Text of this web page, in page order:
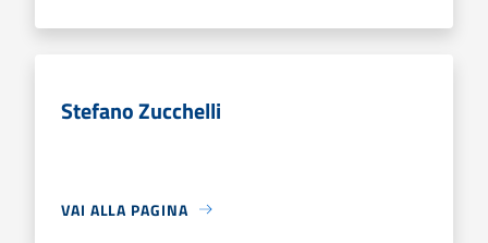
Stefano Zucchelli
VAI ALLA PAGINA